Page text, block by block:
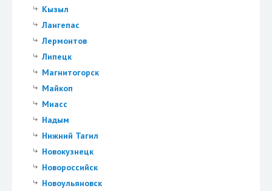
Кызыл
Лангепас
Лермонтов
Липецк
Магнитогорск
Майкоп
Миасс
Надым
Нижний Тагил
Новокузнецк
Новороссийск
Новоульяновск